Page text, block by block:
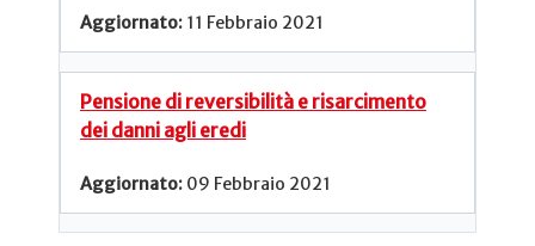
11 Febbraio 2021
Pensione di reversibilità e risarcimento
dei danni agli eredi
09 Febbraio 2021